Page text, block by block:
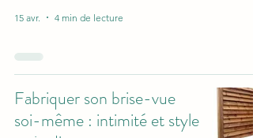
15 avr. 4 min de lecture
Fabriquer son brise-vue
soi-même : intimité et style